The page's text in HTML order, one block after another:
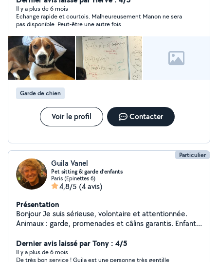
Il y a plus de 6 mois
Echange rapide et courtois. Malheureusement Manon ne sera
pas disponible. Peut-être une autre fois.
Garde de chien
Voir le profil Contacter
Particulier
Guila Vanel
Pet sitting & garde d’enfants
Paris (Epinettes 6)
4,8/5 (4 avis)
Présentation
Bonjour Je suis sérieuse, volontaire et attentionnée.
Animaux : garde, promenades et câlins garantis. Enfants
l'école. Personnes âgées : compagnie, échanges et aide
dans les petites tâches du quotidien. Disponible et
Dernier avis laissé par Tony : 4/5
Il y a plus de 6 mois
De très bon service ! Guila est une personne très gentille